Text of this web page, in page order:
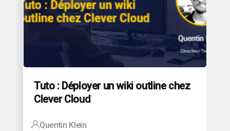
Tuto : Déployer un wiki outline chez
Clever Cloud
Quentin Klein